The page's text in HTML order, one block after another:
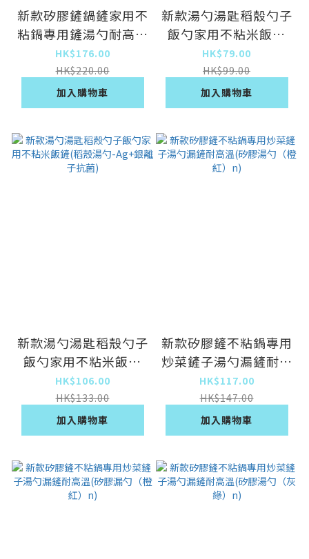
新款矽膠鏟鍋鏟家用不
粘鍋專用鏟湯勺耐高溫
炒菜鏟子(湯勺【不粘
鍋護鍋專用】)
HK$176.00
HK$220.00
加入購物車
新款湯勺湯匙稻殼勺子
飯勺家用不粘米飯鏟
(稻殼飯勺-Ag+銀離子
抗菌)
HK$79.00
HK$99.00
加入購物車
新款湯勺湯匙稻殼勺子
飯勺家用不粘米飯鏟
(稻殼湯勺-Ag+銀離子
抗菌)
HK$106.00
HK$133.00
加入購物車
新款矽膠鏟不粘鍋專用
炒菜鏟子湯勺漏鏟耐高
溫(矽膠湯勺（橙紅）
n)
HK$117.00
HK$147.00
加入購物車